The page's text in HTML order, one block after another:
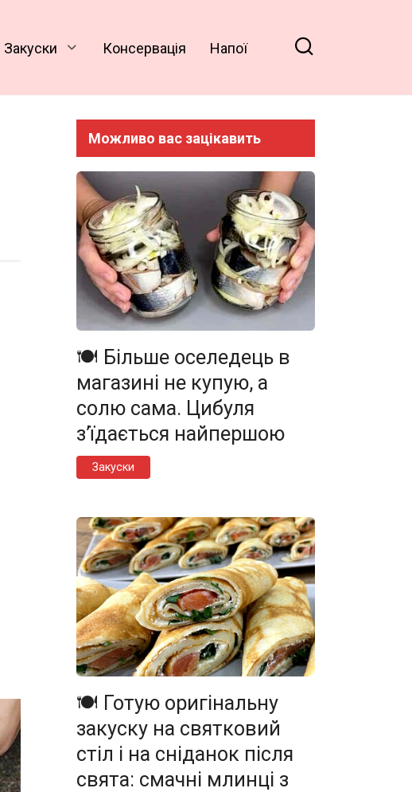
Закуски Консервація Напої
Можливо вас зацікавить
🍽️ Більше оселедець в
магазині не купую, а
солю сама. Цибуля
з’їдається найпершою
Закуски
🍽️ Готую оригінальну
закуску на святковий
стіл і на сніданок після
свята: смачні млинці з